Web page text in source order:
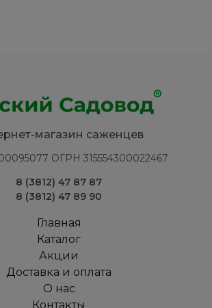
магазин саженцев
ОГРН 315554300022467
8 (3812) 47 87 87
8 (3812) 47 89 90
Главная
Каталог
Акции
Доставка и оплата
О нас
Контакты